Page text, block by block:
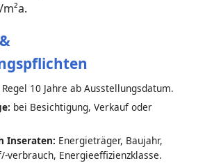
10 Jahre ab Ausstellungsdatum.
bei Besichtigung, Verkauf oder
Inseraten: Energieträger, Baujahr,
verbrauch, Energieeffizienzklasse.